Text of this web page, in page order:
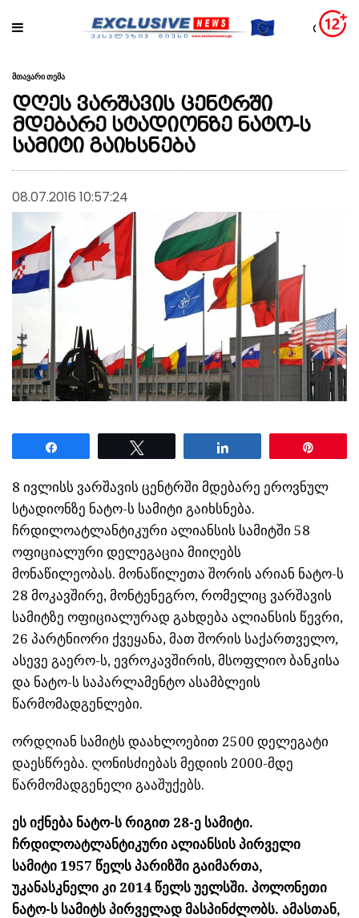
მთავარი თემა
დღეს ვარშავის ცენტრში
მდებარე სტადიონზე ნატო-ს
სამიტი გაიხსნება
08.07.2016 10:57:24
8 ივლისს ვარშავის ცენტრში მდებარე ეროვნულ
სტადიონზე ნატო-ს სამიტი გაიხსნება.
ჩრდილოატლანტიკური ალიანსის სამიტში 58
ოფიციალური დელეგაცია მიიღებს
მონაწილეობას. მონაწილეთა შორის არიან ნატო-ს
28 მოკავშირე, მონტენეგრო, რომელიც ვარშავის
სამიტზე ოფიციალურად გახდება ალიანსის წევრი,
26 პარტნიორი ქვეყანა, მათ შორის საქართველო,
ასევე გაერო-ს, ევროკავშირის, მსოფლიო ბანკისა
და ნატო-ს საპარლამენტო ასამბლეის
წარმომადგენლები.
ორდღიან სამიტს დაახლოებით 2500 დელეგატი
დაესწრება. ღონისძიებას მედიის 2000-მდე
წარმომადგენელი გააშუქებს.
ეს იქნება ნატო-ს რიგით 28-ე სამიტი.
ჩრდილოატლანტიკური ალიანსის პირველი
სამიტი 1957 წელს პარიზში გაიმართა,
უკანასკნელი კი 2014 წელს უელსში. პოლონეთი
ნატო-ს სამიტს პირველად მასპინძლობს. ამასთან,